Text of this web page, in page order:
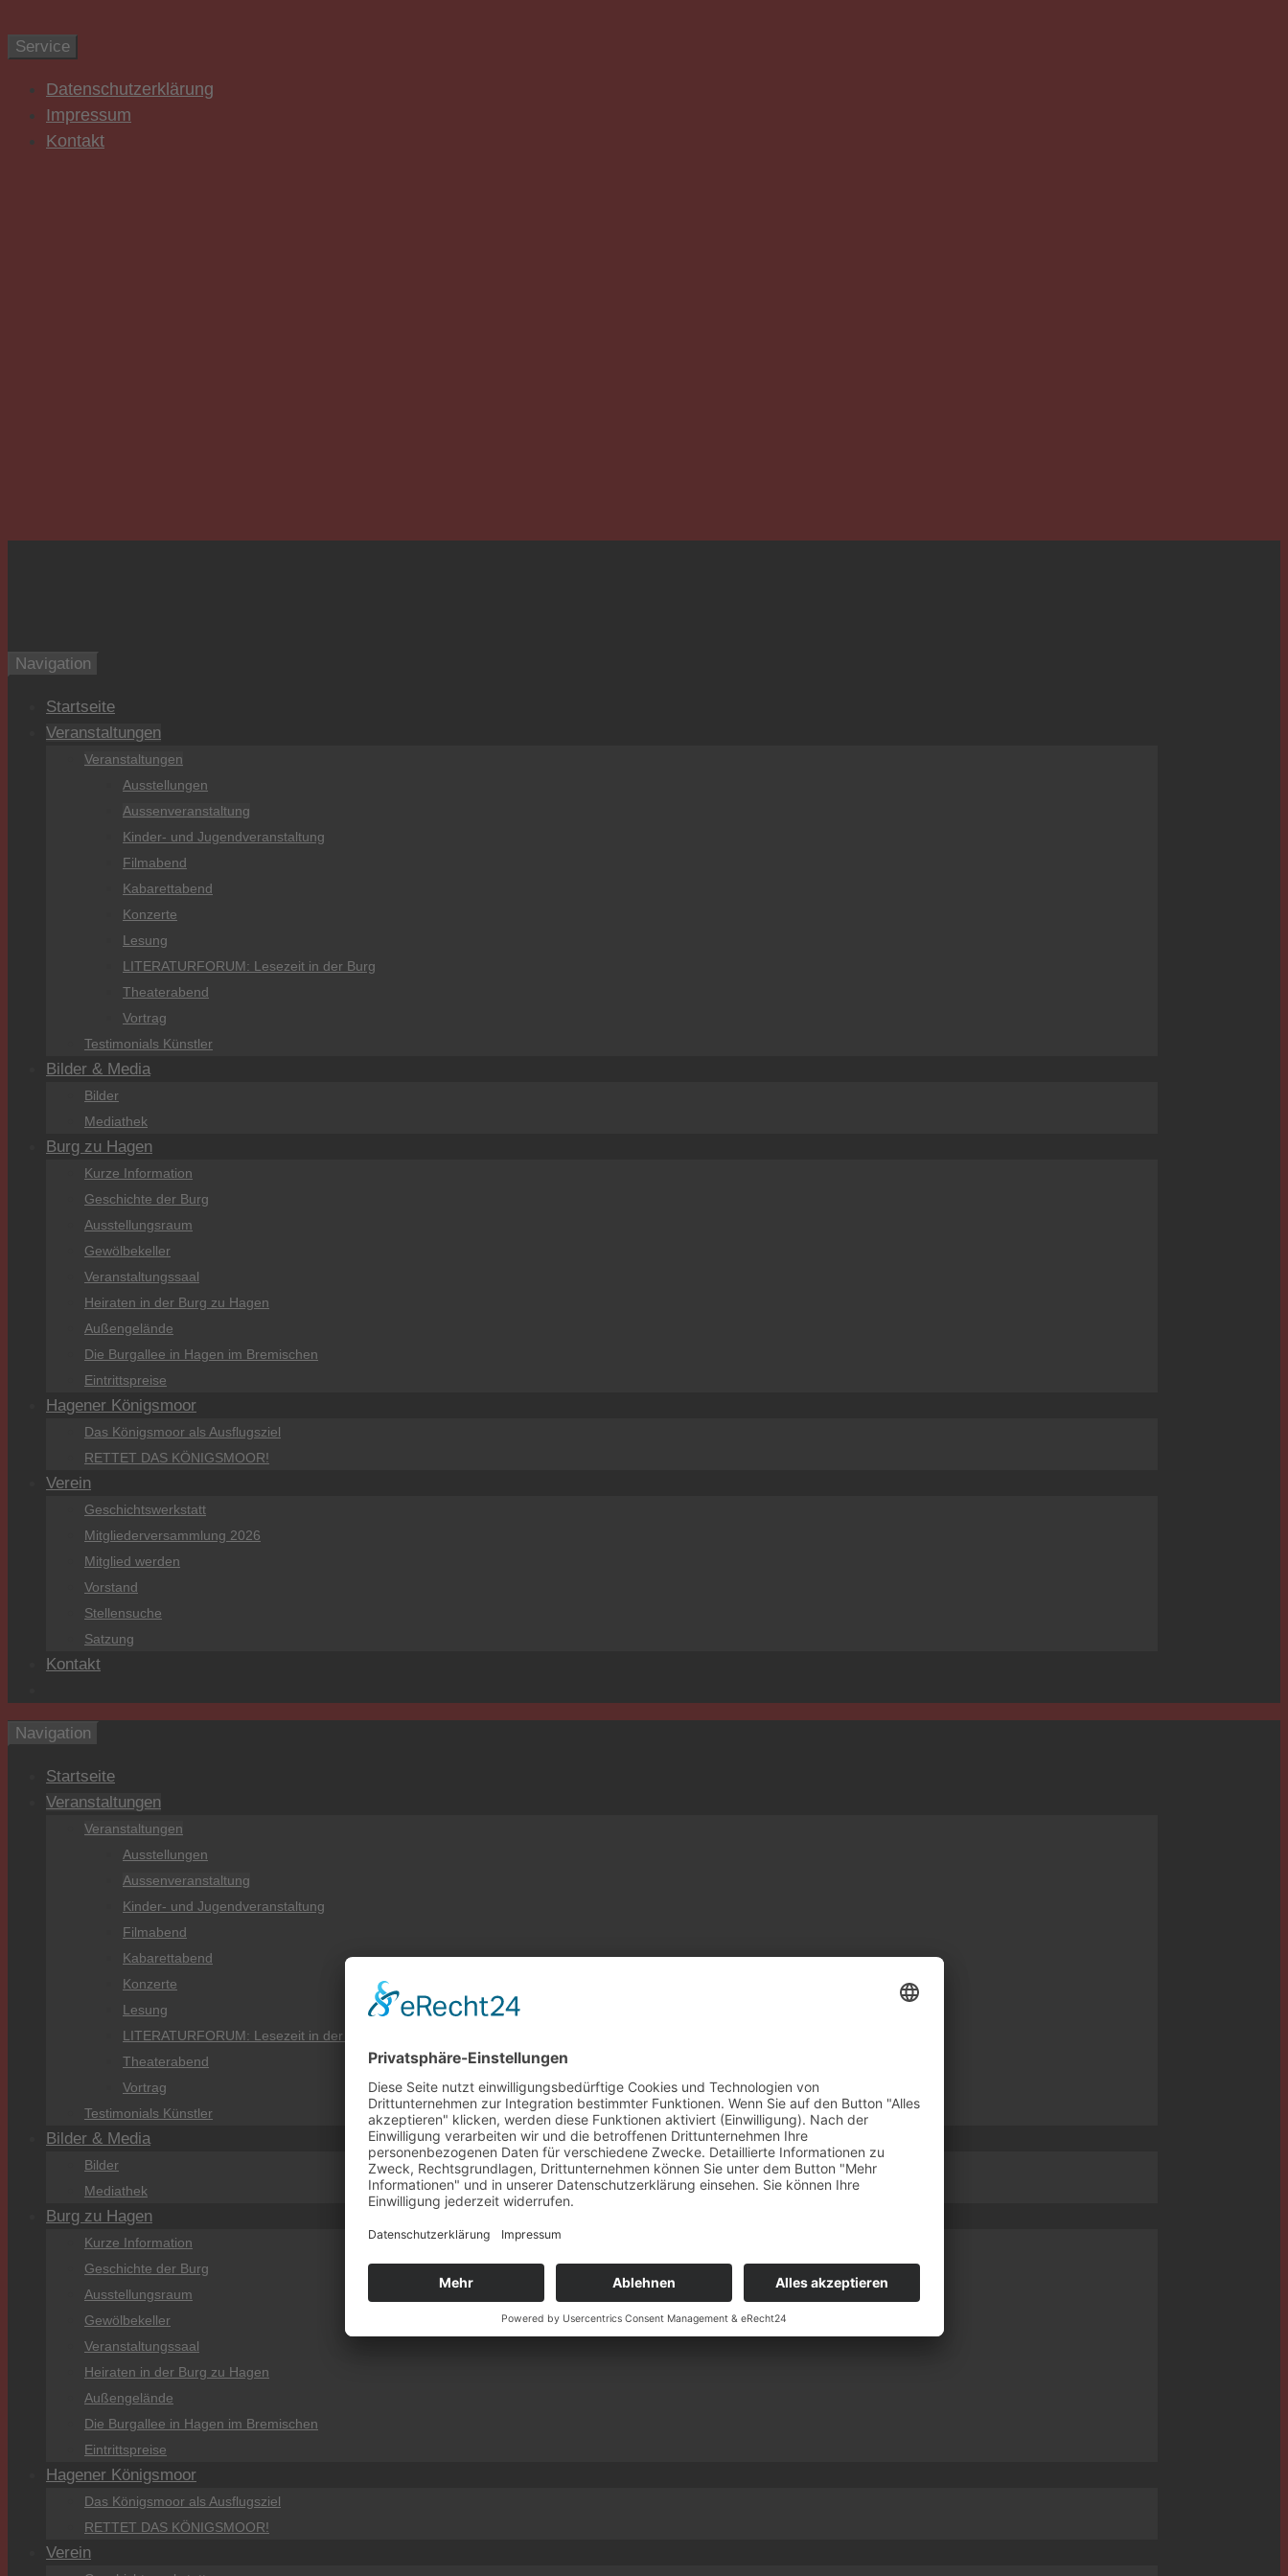
Service
Datenschutzerklärung
Impressum
Kontakt
Navigation
Startseite
Veranstaltungen
Veranstaltungen
Ausstellungen
Aussenveranstaltung
Kinder- und Jugendveranstaltung
Filmabend
Kabarettabend
Konzerte
Lesung
LITERATURFORUM: Lesezeit in der Burg
Theaterabend
Vortrag
Testimonials Künstler
Bilder & Media
Bilder
Mediathek
Burg zu Hagen
Kurze Information
Geschichte der Burg
Ausstellungsraum
Gewölbekeller
Veranstaltungssaal
Heiraten in der Burg zu Hagen
Außengelände
Die Burgallee in Hagen im Bremischen
Eintrittspreise
Hagener Königsmoor
Das Königsmoor als Ausflugsziel
RETTET DAS KÖNIGSMOOR!
Verein
Geschichtswerkstatt
Mitgliederversammlung 2026
Mitglied werden
Vorstand
Stellensuche
Satzung
Kontakt
Navigation
Startseite
Veranstaltungen
Veranstaltungen
Ausstellungen
Aussenveranstaltung
Kinder- und Jugendveranstaltung
Filmabend
Kabarettabend
Konzerte
Lesung
LITERATURFORUM: Lesezeit in der Burg
Theaterabend
Vortrag
Testimonials Künstler
Bilder & Media
Bilder
Mediathek
Burg zu Hagen
Kurze Information
Geschichte der Burg
Ausstellungsraum
Gewölbekeller
Veranstaltungssaal
Heiraten in der Burg zu Hagen
Außengelände
Die Burgallee in Hagen im Bremischen
Eintrittspreise
Hagener Königsmoor
Das Königsmoor als Ausflugsziel
RETTET DAS KÖNIGSMOOR!
Verein